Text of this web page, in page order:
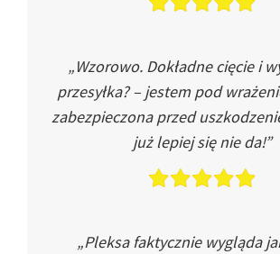
„Wzorowo. Dokładne cięcie i
przesyłka? – jestem pod
zabezpieczona przed
już lepiej się nie da!”
„Pleksa faktycznie wygląda